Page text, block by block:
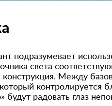
подразумевает
света
Между
контролируется
будут радовать глаз